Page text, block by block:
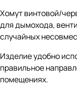
Хомут винтовой/
для дымохода,
случайных
Изделие удобно
правильное
помещениях.